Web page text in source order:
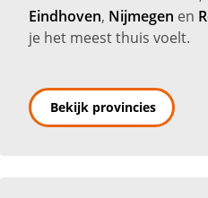
Eindhoven, Nijmegen en
je het meest thuis voelt.
Bekijk provincies